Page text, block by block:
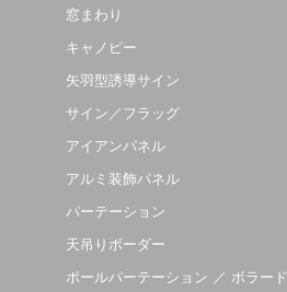
窓まわり
キャノピー
矢羽型誘導サイン
サイン／フラッグ
アイアンパネル
アルミ装飾パネル
パーテーション
天吊りボーダー
ポールパーテーション ／ ボラード